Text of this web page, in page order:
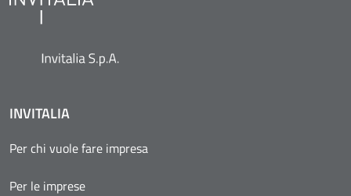
INVITALIA
Per chi vuole fare impresa
Per le imprese